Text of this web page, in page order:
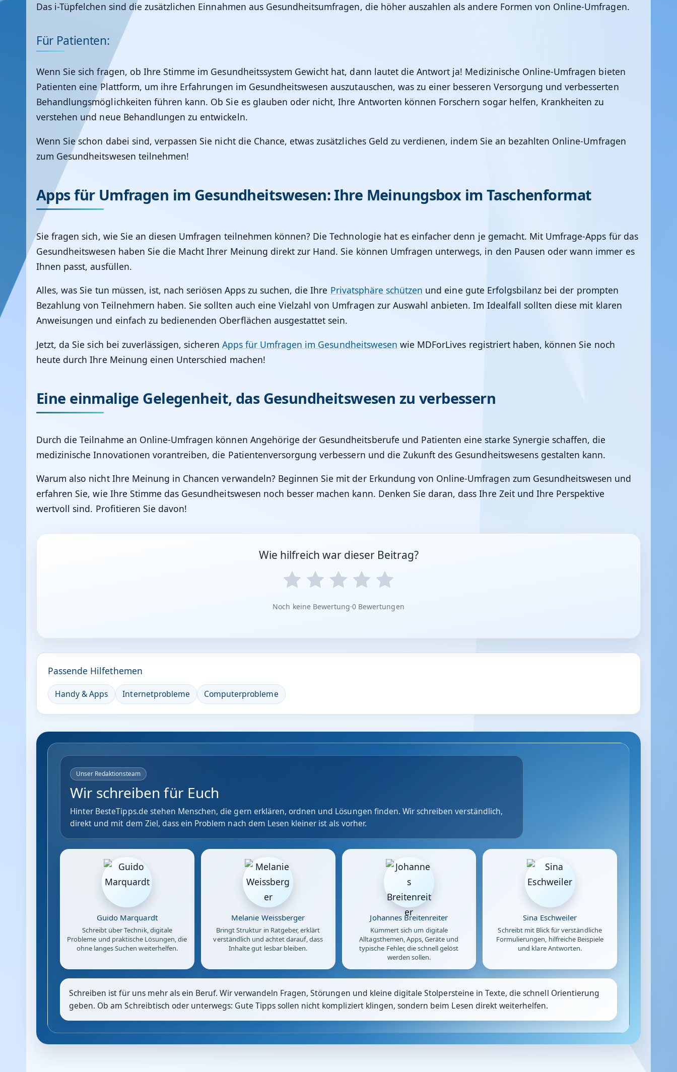
Das i-Tüpfelchen sind die zusätzlichen Einnahmen aus Gesundheitsumfragen, die höher auszahlen als andere Formen von Online-Umfragen.
Für Patienten:
Wenn Sie sich fragen, ob Ihre Stimme im Gesundheitssystem Gewicht hat, dann lautet die Antwort ja! Medizinische Online-Umfragen bieten
Patienten eine Plattform, um ihre Erfahrungen im Gesundheitswesen auszutauschen, was zu einer besseren Versorgung und verbesserten
Behandlungsmöglichkeiten führen kann. Ob Sie es glauben oder nicht, Ihre Antworten können Forschern sogar helfen, Krankheiten zu
verstehen und neue Behandlungen zu entwickeln.
Wenn Sie schon dabei sind, verpassen Sie nicht die Chance, etwas zusätzliches Geld zu verdienen, indem Sie an bezahlten Online-Umfragen
zum Gesundheitswesen teilnehmen!
Apps für Umfragen im Gesundheitswesen: Ihre Meinungsbox im Taschenformat
Sie fragen sich, wie Sie an diesen Umfragen teilnehmen können? Die Technologie hat es einfacher denn je gemacht. Mit Umfrage-Apps für das
Gesundheitswesen haben Sie die Macht Ihrer Meinung direkt zur Hand. Sie können Umfragen unterwegs, in den Pausen oder wann immer es
Ihnen passt, ausfüllen.
Alles, was Sie tun müssen, ist, nach seriösen Apps zu suchen, die Ihre Privatsphäre schützen und eine gute Erfolgsbilanz bei der prompten
Bezahlung von Teilnehmern haben. Sie sollten auch eine Vielzahl von Umfragen zur Auswahl anbieten. Im Idealfall sollten diese mit klaren
Anweisungen und einfach zu bedienenden Oberflächen ausgestattet sein.
Jetzt, da Sie sich bei zuverlässigen, sicheren Apps für Umfragen im Gesundheitswesen wie MDForLives registriert haben, können Sie noch
heute durch Ihre Meinung einen Unterschied machen!
Eine einmalige Gelegenheit, das Gesundheitswesen zu verbessern
Durch die Teilnahme an Online-Umfragen können Angehörige der Gesundheitsberufe und Patienten eine starke Synergie schaffen, die
medizinische Innovationen vorantreiben, die Patientenversorgung verbessern und die Zukunft des Gesundheitswesens gestalten kann.
Warum also nicht Ihre Meinung in Chancen verwandeln? Beginnen Sie mit der Erkundung von Online-Umfragen zum Gesundheitswesen und
erfahren Sie, wie Ihre Stimme das Gesundheitswesen noch besser machen kann. Denken Sie daran, dass Ihre Zeit und Ihre Perspektive
wertvoll sind. Profitieren Sie davon!
Wie hilfreich war dieser Beitrag?
Noch keine Bewertung·0 Bewertungen
Passende Hilfethemen
Handy & Apps Internetprobleme Computerprobleme
Unser Redaktionsteam
Wir schreiben für Euch
Hinter BesteTipps.de stehen Menschen, die gern erklären, ordnen und Lösungen finden. Wir schreiben verständlich,
direkt und mit dem Ziel, dass ein Problem nach dem Lesen kleiner ist als vorher.
Guido Marquardt
Schreibt über Technik, digitale
Probleme und praktische Lösungen, die
ohne langes Suchen weiterhelfen.
Melanie Weissberger
Bringt Struktur in Ratgeber, erklärt
verständlich und achtet darauf, dass
Inhalte gut lesbar bleiben.
Johannes Breitenreiter
Kümmert sich um digitale
Alltagsthemen, Apps, Geräte und
typische Fehler, die schnell gelöst
werden sollen.
Sina Eschweiler
Schreibt mit Blick für verständliche
Formulierungen, hilfreiche Beispiele
und klare Antworten.
Schreiben ist für uns mehr als ein Beruf. Wir verwandeln Fragen, Störungen und kleine digitale Stolpersteine in Texte, die schnell Orientierung
geben. Ob am Schreibtisch oder unterwegs: Gute Tipps sollen nicht kompliziert klingen, sondern beim Lesen direkt weiterhelfen.